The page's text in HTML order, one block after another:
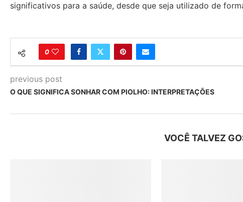
significativos para a saúde, desde que seja utilizado de
0
previous post
O QUE SIGNIFICA SONHAR COM PIOLHO: INTERPRETAÇÕES
VOCÊ TALVEZ